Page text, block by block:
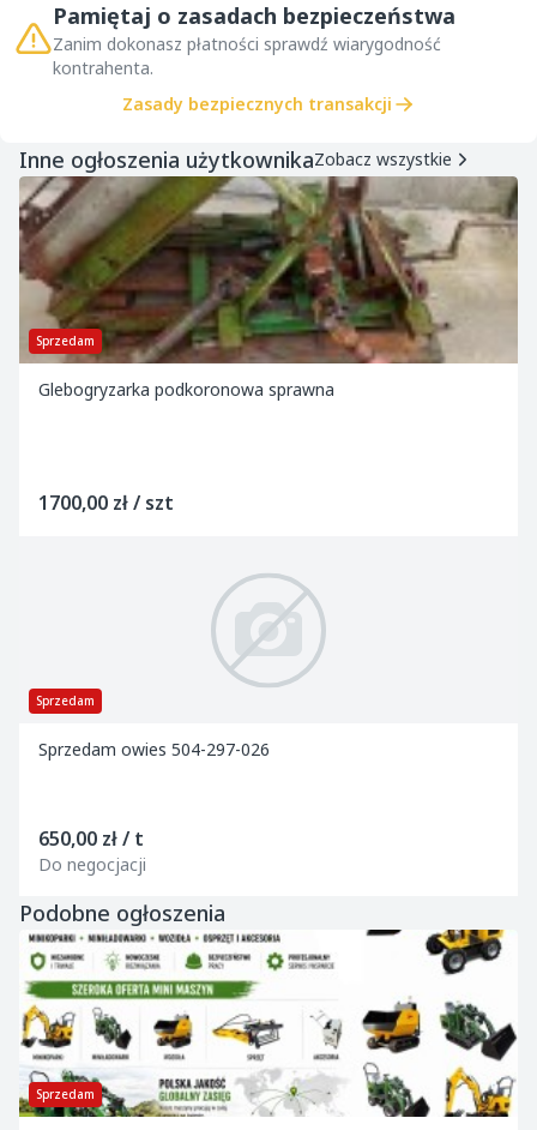
Pamiętaj o zasadach bezpieczeństwa
Zanim dokonasz płatności sprawdź wiarygodność
kontrahenta.
Zasady bezpiecznych transakcji
Inne ogłoszenia użytkownikaZobacz wszystkie
Sprzedam
Glebogryzarka podkoronowa sprawna
1700,00 zł / szt
Sprzedam
Sprzedam owies 504-297-026
650,00 zł / t
Do negocjacji
Podobne ogłoszenia
Sprzedam